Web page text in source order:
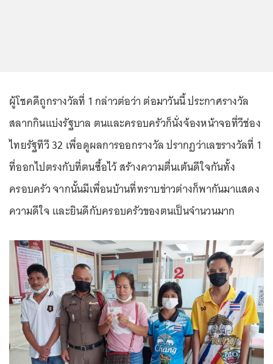
ผู้โชคดีถูกรางวัลที่ 1 กล่าวต่อว่า ต่อมาวันนี้ ประกาศรางวัล
สลากกินแบ่งรัฐบาล ตนและครอบครัวก็นั่งจ้องหน้าจอที่วีช่อง
ไทยรัฐทีวี 32 เพื่อดูผลการออกรางวัล ปรากฏว่าเลขรางวัลที่ 1
ที่ออกไปตรงกับที่ตนซื้อไว้ สร้างความตื่นเต้นดีใจกันทั้ง
ครอบครัว จากนั้นมีเพื่อนบ้านที่ทราบข่าวต่างก็พากันมาแสดง
ความดีใจ และยินดีกับครอบครัวของตนเป็นจำนวนมาก